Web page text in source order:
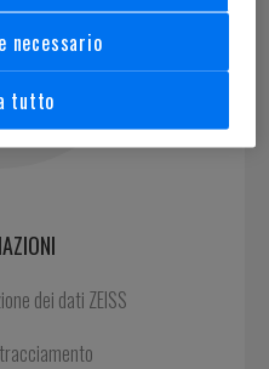
dei dati ZEISS
necessario
tutto